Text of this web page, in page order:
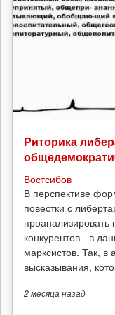
Риторика
Востсибов
В перспективе
повестки с
проанализировать
конкурентов - в
марксистов. Так,
высказывания,
2 месяцаназад